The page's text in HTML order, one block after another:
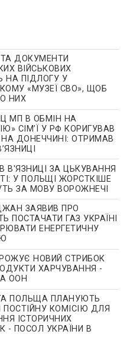
ДОКУМЕНТИ
ВІЙСЬКОВИХ
НА ПІДЛОГУ У
«МУЗЕЇ СВО», ЩОБ
НИХ
МП В ОБМІН НА
СІМʼЇ У РФ КОРИГУВАВ
НА ДОНЕЧЧИНІ: ОТРИМАВ
В'ЯЗНИЦІ ЗА ЦЬКУВАННЯ
У ПОЛЬЩІ ЖОРСТКІШЕ
ЗА МОВУ ВОРОЖНЕЧІ
ЗАЯВИВ ПРО
ПОСТАЧАТИ ГАЗ УКРАЇНІ
ЕНЕРГЕТИЧНУ
НОВИЙ СТРИБОК
ХАРЧУВАННЯ -
ООН
ПОЛЬЩА ПЛАНУЮТЬ
ПОСТІЙНУ КОМІСІЮ ДЛЯ
ІСТОРИЧНИХ
- ПОСОЛ УКРАЇНИ В